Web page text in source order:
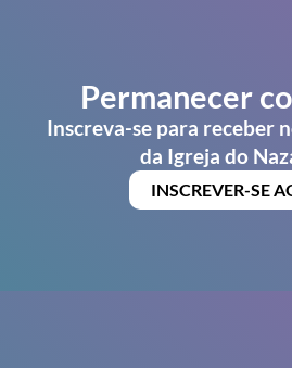
Permanecer
Inscreva-se para receber
da Igreja do
INSCREVER-SE